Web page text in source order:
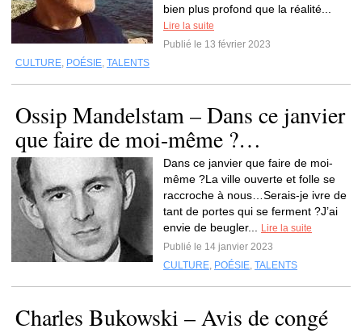
bien plus profond que la réalité...
Lire la suite
Publié le 13 février 2023
CULTURE, POÉSIE, TALENTS
Ossip Mandelstam – Dans ce janvier
que faire de moi-même ?…
Dans ce janvier que faire de moi-
même ?La ville ouverte et folle se
raccroche à nous…Serais-je ivre de
tant de portes qui se ferment ?J’ai
envie de beugler...
Lire la suite
Publié le 14 janvier 2023
CULTURE, POÉSIE, TALENTS
Charles Bukowski – Avis de congé